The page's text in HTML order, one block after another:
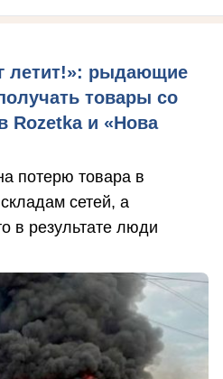
летит!»: рыдающие
товары со
Rozetka и «Нова
потерю товара в
сетей, а
в результате люди